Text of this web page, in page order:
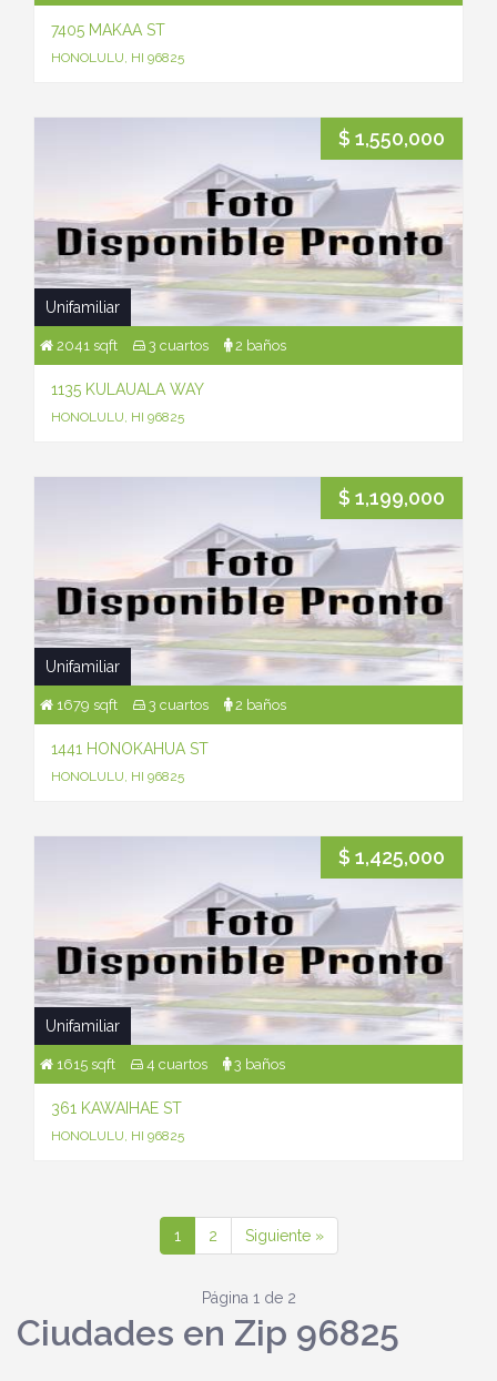
7405 MAKAA ST
HONOLULU, HI 96825
$ 1,550,000
Unifamiliar
2041 sqft 3 cuartos 2 baños
1135 KULAUALA WAY
HONOLULU, HI 96825
$ 1,199,000
Unifamiliar
1679 sqft 3 cuartos 2 baños
1441 HONOKAHUA ST
HONOLULU, HI 96825
$ 1,425,000
Unifamiliar
1615 sqft 4 cuartos 3 baños
361 KAWAIHAE ST
HONOLULU, HI 96825
1 2 Siguiente »
Página 1 de 2
Ciudades en Zip 96825